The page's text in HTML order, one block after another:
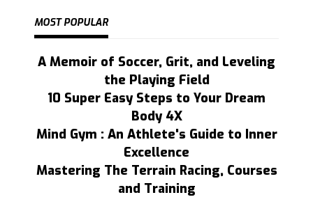
MOST POPULAR
A Memoir of Soccer, Grit, and Leveling
the Playing Field
10 Super Easy Steps to Your Dream
Body 4X
Mind Gym : An Athlete's Guide to Inner
Excellence
Mastering The Terrain Racing, Courses
and Training